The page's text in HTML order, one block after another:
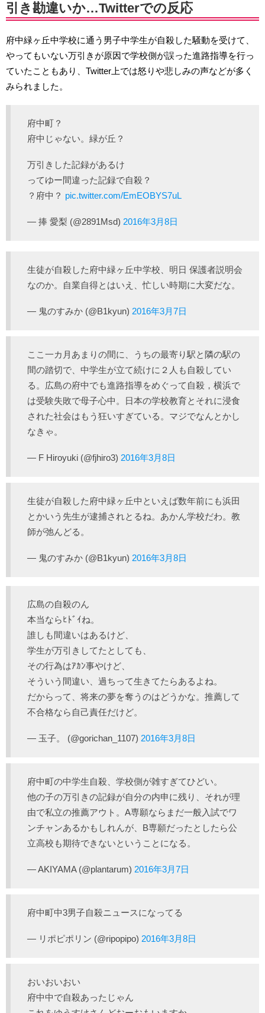
引き勘違いか…Twitterでの反応
府中緑ヶ丘中学校に通う男子中学生が自殺した騒動を受けて、
やってもいない万引きが原因で学校側が誤った進路指導を行っ
ていたこともあり、Twitter上では怒りや悲しみの声などが多く
みられました。
府中町？
府中じゃない。緑が丘？
万引きした記録があるけ
ってゆー間違った記録で自殺？
？府中？ pic.twitter.com/EmEOBYS7uL
— 捧 愛梨 (@2891Msd) 2016年3月8日
生徒が自殺した府中緑ヶ丘中学校、明日 保護者説明会
なのか。自業自得とはいえ、忙しい時期に大変だな。
— 鬼のすみか (@B1kyun) 2016年3月7日
ここ一カ月あまりの間に、うちの最寄り駅と隣の駅の
間の踏切で、中学生が立て続けに２人も自殺してい
る。広島の府中でも進路指導をめぐって自殺，横浜で
は受験失敗で母子心中。日本の学校教育とそれに浸食
された社会はもう狂いすぎている。マジでなんとかし
なきゃ。
— F Hiroyuki (@fjhiro3) 2016年3月8日
生徒が自殺した府中緑ヶ丘中といえば数年前にも浜田
とかいう先生が逮捕されとるね。あかん学校だわ。教
師が弛んどる。
— 鬼のすみか (@B1kyun) 2016年3月8日
広島の自殺のん
本当ならﾋﾄﾞｲね。
誰しも間違いはあるけど、
学生が万引きしてたとしても、
その行為はｱｶﾝ事やけど、
そういう間違い、過ちって生きてたらあるよね。
だからって、将来の夢を奪うのはどうかな。推薦して
不合格なら自己責任だけど。
— 玉子。 (@gorichan_1107) 2016年3月8日
府中町の中学生自殺、学校側が雑すぎてひどい。
他の子の万引きの記録が自分の内申に残り、それが理
由で私立の推薦アウト。A専願ならまだ一般入試でワ
ンチャンあるかもしれんが、B専願だったとしたら公
立高校も期待できないということになる。
— AKIYAMA (@plantarum) 2016年3月7日
府中町中3男子自殺ニュースになってる
— リポピポリン (@ripopipo) 2016年3月8日
おいおいおい
府中中で自殺あったじゃん